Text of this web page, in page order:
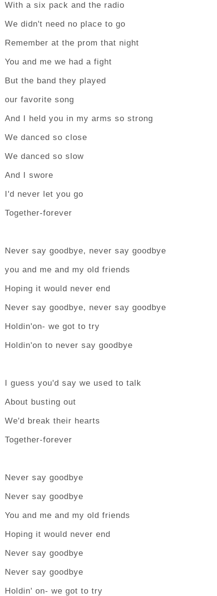
With a six pack and the radio
We didn't need no place to go
Remember at the prom that night
You and me we had a fight
But the band they played
our favorite song
And I held you in my arms so strong
We danced so close
We danced so slow
And I swore
I'd never let you go
Together-forever
Never say goodbye, never say goodbye
you and me and my old friends
Hoping it would never end
Never say goodbye, never say goodbye
Holdin'on- we got to try
Holdin'on to never say goodbye
I guess you'd say we used to talk
About busting out
We'd break their hearts
Together-forever
Never say goodbye
Never say goodbye
You and me and my old friends
Hoping it would never end
Never say goodbye
Never say goodbye
Holdin' on- we got to try